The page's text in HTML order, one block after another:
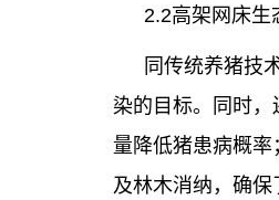
2.2高架网床生
同传统养猪技
染的目标。同时
量降低猪患病概
及林木消纳，确